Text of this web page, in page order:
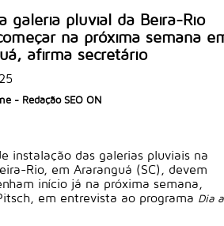
galeria pluvial da Beira-Rio
na próxima semana
afirma secretário
- Redação SEO ON
instalação das galerias pluviais na
Rio, em Araranguá (SC), devem
início já na próxima semana,
em entrevista ao programa Dia a